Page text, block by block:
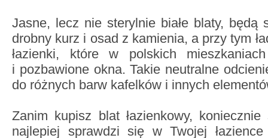
Jasne, lecz nie sterylnie białe blaty, będą
drobny kurz i osad z kamienia, a przy tym
łazienki, które w polskich
i pozbawione okna. Takie neutralne
do różnych barw kafelków i innych
Zanim kupisz blat łazienkowy,
najlepiej sprawdzi się w Twojej